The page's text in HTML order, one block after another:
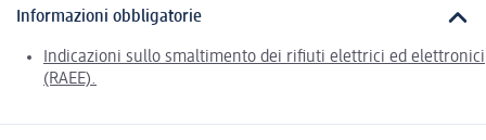
Informazioni obbligatorie
Indicazioni sullo smaltimento dei rifiuti elettrici ed elettronici
(RAEE).